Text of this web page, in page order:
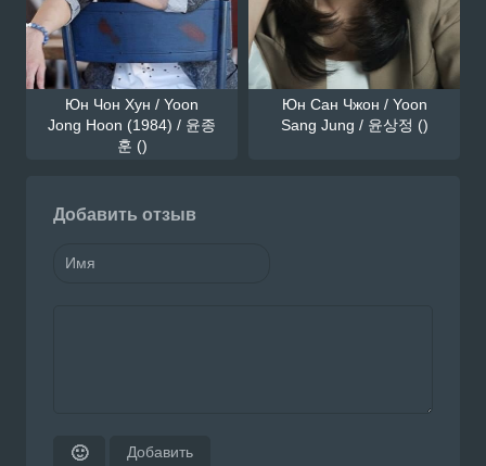
Юн Чон Хун / Yoon
Jong Hoon (1984) / 윤종
훈 ()
Юн Сан Чжон / Yoon
Sang Jung / 윤상정 ()
Добавить отзыв
🙂 Добавить